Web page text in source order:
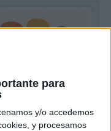
para
y/o accedemos
y procesamos